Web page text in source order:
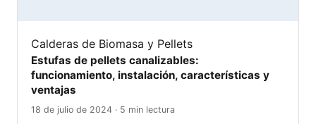
Calderas de Biomasa y Pellets
Estufas de pellets canalizables:
funcionamiento, instalación, características y
ventajas
18 de julio de 2024 · 5 min lectura